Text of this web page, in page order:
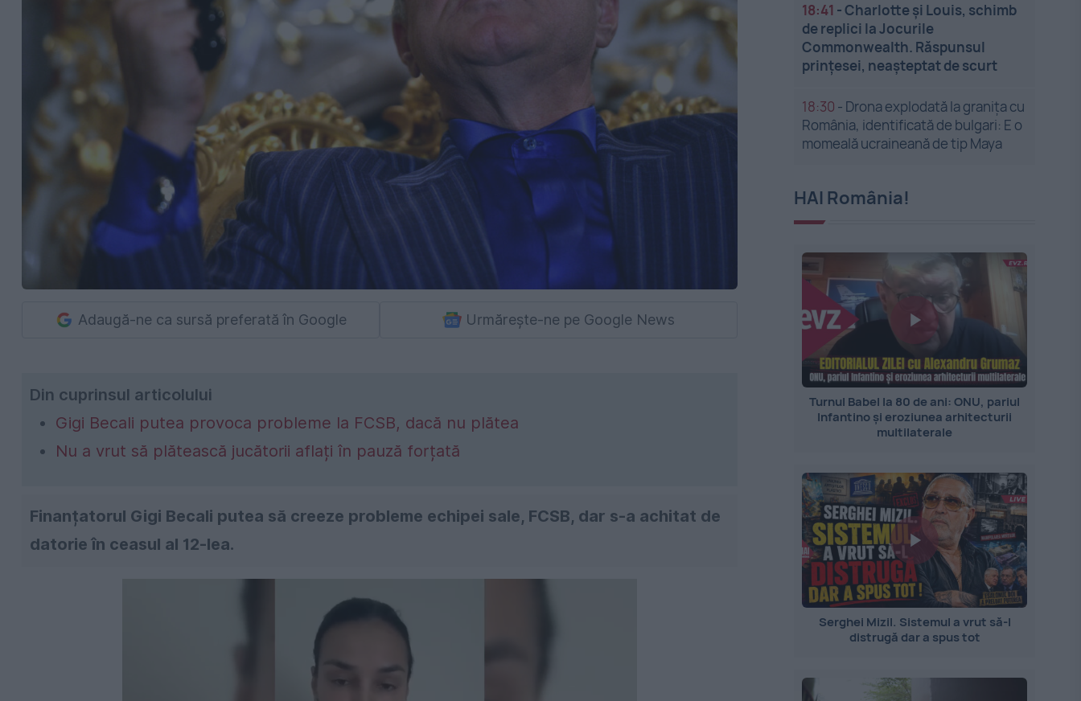
Adaugă-ne ca sursă preferată în Google Urmărește-ne pe Google News
Din cuprinsul articolului
Gigi Becali putea provoca probleme la FCSB, dacă nu plătea
Nu a vrut să plătească jucătorii aflați în pauză forțată
Finanțatorul Gigi Becali putea să creeze probleme echipei sale, FCSB, dar s-a achitat de
datorie în ceasul al 12-lea.
18:41 -Charlotte și Louis, schimb
de replici la Jocurile
Commonwealth. Răspunsul
prințesei, neașteptat de scurt
18:30 - Drona explodată la granița cu
România, identificată de bulgari: E o
momeală ucraineană de tip Maya
HAI România!
Turnul Babel la 80 de ani: ONU, pariul
Infantino și eroziunea arhitecturii
multilaterale
Serghei Mizil. Sistemul a vrut să-l
distrugă dar a spus tot